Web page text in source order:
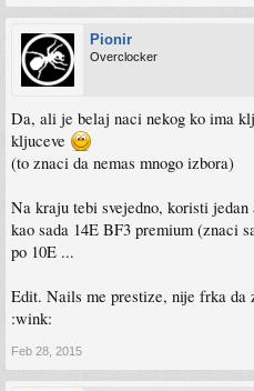
Pionir
Overclocker
Da, ali je belaj naci nekog ko ima
kljuceve
(to znaci da nemas mnogo izbora)
Na kraju tebi svejedno, koristi
kao sada 14E BF3 premium (znaci
po 10E ...
Edit. Nails me prestize, nije frka da
:wink:
Feb 28, 2015